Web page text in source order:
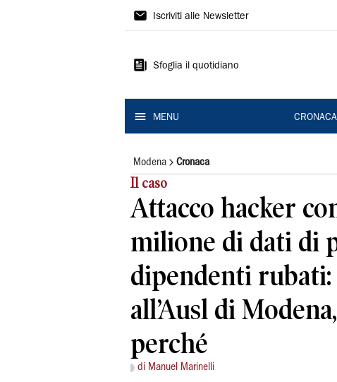
Gazzetta
Modena
Iscriviti alle Newsletter
Sfoglia il quotidiano
MENU CRONACA
Modena Cronaca
Il caso
Attacco hacker
milione di dati di
dipendenti
all’Ausl di
perché
di Manuel Marinelli